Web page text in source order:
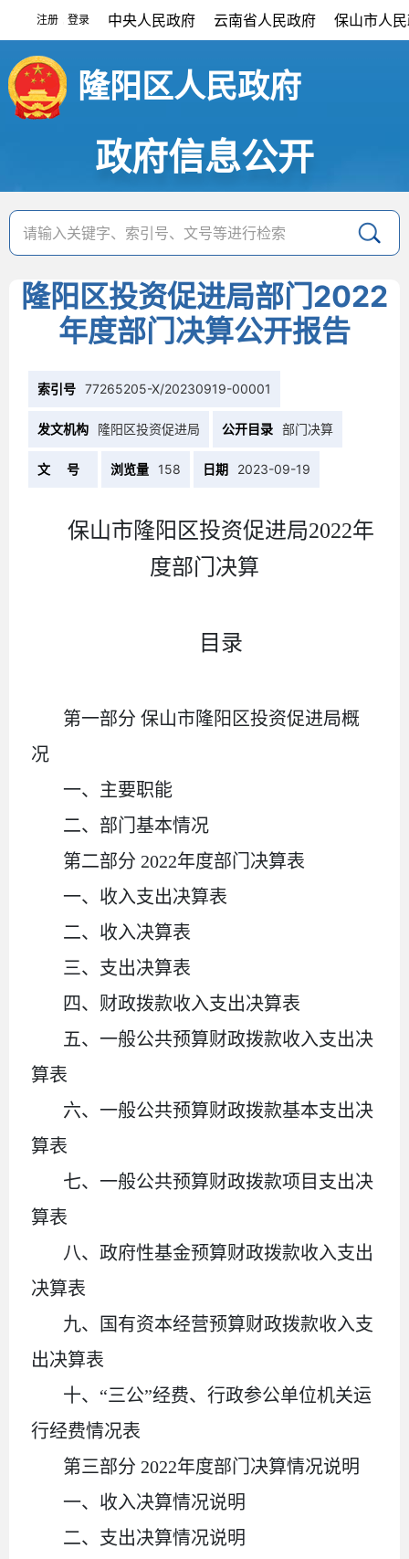
注册 登录 中央人民政府 云南省人民政府 保山市人
隆阳区人民政府
政府信息公开
隆阳区投资促进局部门2022
年度部门决算公开报告
索引号 77265205-X/20230919-00001
发文机构 隆阳区投资促进局 公开目录 部门决算
文 号 浏览量 158 日期 2023-09-19
保山市隆阳区投资促进局2022年
度部门决算
目录
第一部分 保山市隆阳区投资促进局概
况
一、主要职能
二、部门基本情况
第二部分 2022年度部门决算表
一、收入支出决算表
二、收入决算表
三、支出决算表
四、财政拨款收入支出决算表
五、一般公共预算财政拨款收入支出决
算表
六、一般公共预算财政拨款基本支出决
算表
七、一般公共预算财政拨款项目支出决
算表
八、政府性基金预算财政拨款收入支出
决算表
九、国有资本经营预算财政拨款收入支
出决算表
十、 “三公”经费、行政参公单位机关运
行经费情况表
第三部分 2022年度部门决算情况说明
一、收入决算情况说明
二、支出决算情况说明